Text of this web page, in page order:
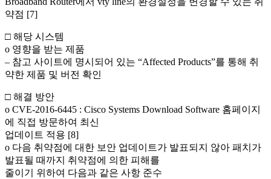
약점 [7]
□ 해당 시스템
o 영향을 받는 제품
– 참고 사이트에 명시되어 있는 “Affected Products”를 통해 취
약한 제품 및 버전 확인
□ 해결 방안
o CVE-2016-6445 : Cisco Systems Download Software 홈페이지
에 직접 방문하여 최신
업데이트 적용 [8]
o 다음 취약점에 대한 보안 업데이트가 발표되지 않아 패치가
발표될 때까지 취약점에 의한 피해를
줄이기 위하여 다음과 같은 사항 준수